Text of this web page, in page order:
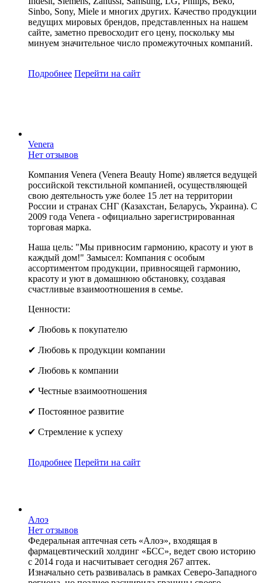
Sinbo, Sony, Miele и многих других. Качество продукции
ведущих мировых брендов, представленных на нашем
сайте, заметно превосходит его цену, поскольку мы
минуем значительное число промежуточных компаний.
Подробнее Перейти на сайт
Venera
Нет отзывов
Компания Venera (Venera Beauty Home) является ведущей
российской текстильной компанией, осуществляющей
свою деятельность уже более 15 лет на территории
России и странах СНГ (Казахстан, Беларусь, Украина). С
2009 года Venera - официально зарегистрированная
торговая марка.
Наша цель: "Мы привносим гармонию, красоту и уют в
каждый дом!" Замысел: Компания с особым
ассортиментом продукции, привносящей гармонию,
красоту и уют в домашнюю обстановку, создавая
счастливые взаимоотношения в семье.
Ценности:
✔ Любовь к покупателю
✔ Любовь к продукции компании
✔ Любовь к компании
✔ Честные взаимоотношения
✔ Постоянное развитие
✔ Стремление к успеху
Подробнее Перейти на сайт
Алоэ
Нет отзывов
Федеральная аптечная сеть «Алоэ», входящая в
фармацевтический холдинг «БСС», ведет свою историю
с 2014 года и насчитывает сегодня 267 аптек.
Изначально сеть развивалась в рамках Северо-Западного